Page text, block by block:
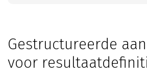
Gestructureerde
voor